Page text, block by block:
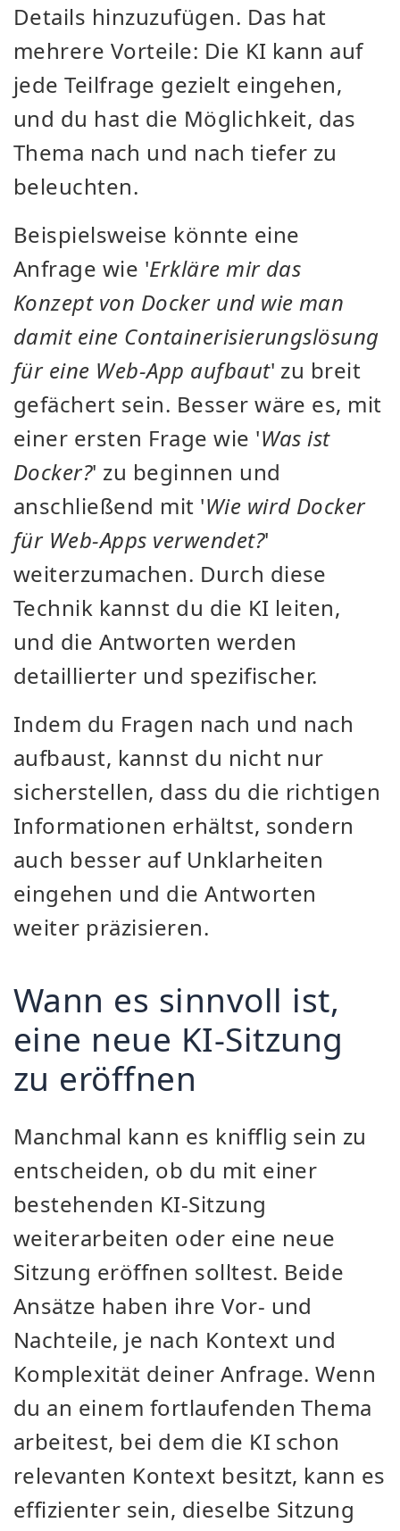
Details hinzuzufügen. Das hat
mehrere Vorteile: Die KI kann auf
jede Teilfrage gezielt eingehen,
und du hast die Möglichkeit, das
Thema nach und nach tiefer zu
beleuchten.
Beispielsweise könnte eine
Anfrage wie 'Erkläre mir das
Konzept von Docker und wie man
damit eine Containerisierungslösung
für eine Web-App aufbaut' zu breit
gefächert sein. Besser wäre es, mit
einer ersten Frage wie 'Was ist
Docker?' zu beginnen und
anschließend mit 'Wie wird Docker
für Web-Apps verwendet?'
weiterzumachen. Durch diese
Technik kannst du die KI leiten,
und die Antworten werden
detaillierter und spezifischer.
Indem du Fragen nach und nach
aufbaust, kannst du nicht nur
sicherstellen, dass du die richtigen
Informationen erhältst, sondern
auch besser auf Unklarheiten
eingehen und die Antworten
weiter präzisieren.
Wann es sinnvoll ist,
eine neue KI-Sitzung
zu eröffnen
Manchmal kann es knifflig sein zu
entscheiden, ob du mit einer
bestehenden KI-Sitzung
weiterarbeiten oder eine neue
Sitzung eröffnen solltest. Beide
Ansätze haben ihre Vor- und
Nachteile, je nach Kontext und
Komplexität deiner Anfrage. Wenn
du an einem fortlaufenden Thema
arbeitest, bei dem die KI schon
relevanten Kontext besitzt, kann es
effizienter sein, dieselbe Sitzung